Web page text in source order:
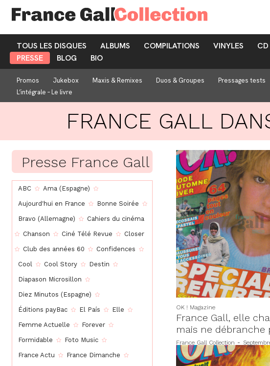
TOUS LES DISQUES ALBUMS COMPILATIONS VINYLES CD
PRESSE
BLOG BIO
Promos Jukebox Maxis & Remixes Duos & Groupes Pressages tests
L’intégrale – Le livre
FRANCE GALL
Presse France Gall
ABC Ama (Espagne)
Aujourd'hui en France Bonne Soirée
Bravo (Allemagne) Cahiers du cinéma
Chanson Ciné Télé Revue Closer
Club des années 60 Confidences
Cool Cool Story Destin
Diapason Microsillon
Diez Minutos (Espagne)
Éditions payBac El País Elle
Femme Actuelle Forever
Formidable Foto Music
France Actu France Dimanche
OK ! Magazine
France Gall, elle
mais ne débranche
France Gall Collection -